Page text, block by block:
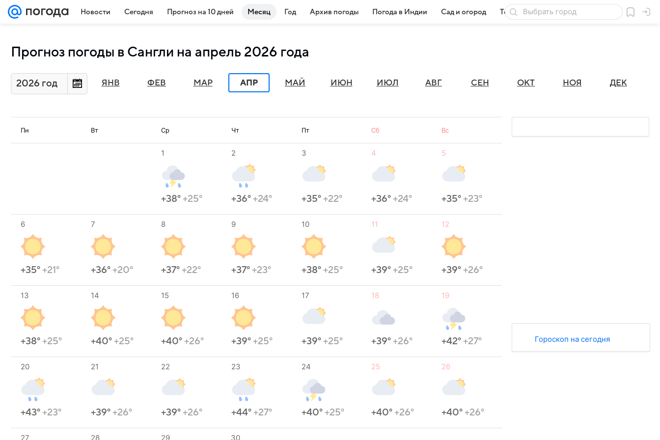
Новости Сегодня Прогноз на 10 дней Месяц Год Архив погоды Погода в Индии Сад и огород Товары для дачи
Прогноз погоды в Сангли на апрель 2026 года
2026 год ЯНВ ФЕВ МАР АПР МАЙ ИЮН ИЮЛ АВГ СЕН ОКТ НОЯ ДЕК
Пн Вт Ср Чт Пт Сб Вс
1
+38°+25°
2
+36°+24°
3
+35°+22°
4
+36°+24°
5
+35°+23°
6
+35°+21°
7
+36°+20°
8
+37°+22°
9
+37°+23°
10
+38°+25°
11
+39°+25°
12
+39°+26°
13
+38°+25°
14
+40°+25°
15
+40°+26°
16
+39°+25°
17
+39°+25°
18
+39°+26°
19
+42°+27°
20
+43°+23°
21
+39°+26°
22
+39°+26°
23
+44°+27°
24
+40°+25°
25
+40°+26°
26
+40°+26°
27 28 29 30
Гороскоп на сегодня